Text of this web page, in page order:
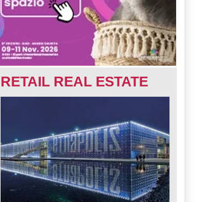
RETAIL REAL ESTATE